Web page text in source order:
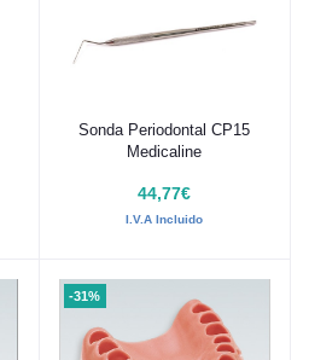
Añadir al carrito
Sonda Periodontal CP15
Medicaline
44,77€
I.V.A Incluido
-31%